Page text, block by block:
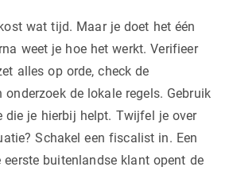
wat tijd. Maar je doet het één
weet je hoe het werkt. Verifieer
alles op orde, check de
onderzoek de lokale regels. Gebruik
die je hierbij helpt. Twijfel je over
Schakel een fiscalist in. Een
buitenlandse klant opent de